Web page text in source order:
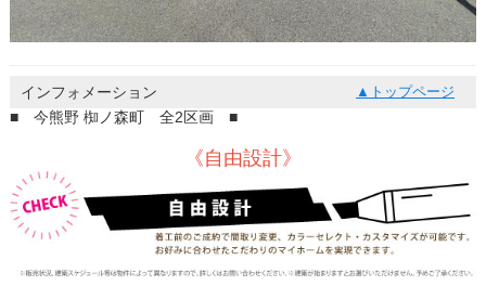
インフォメーション トップページ
■ 今熊野 椥ノ森町 全2区画 ■
《自由設計》